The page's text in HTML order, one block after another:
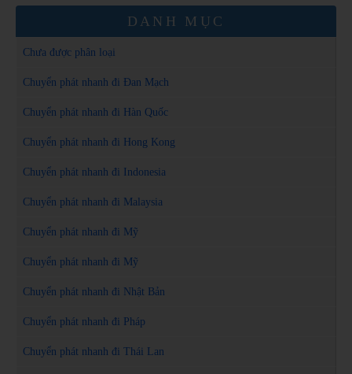
DANH MỤC
Chưa được phân loại
Chuyển phát nhanh đi Đan Mạch
Chuyển phát nhanh đi Hàn Quốc
Chuyển phát nhanh đi Hong Kong
Chuyển phát nhanh đi Indonesia
Chuyển phát nhanh đi Malaysia
Chuyển phát nhanh đi Mỹ
Chuyển phát nhanh đi Mỹ
Chuyển phát nhanh đi Nhật Bản
Chuyển phát nhanh đi Pháp
Chuyển phát nhanh đi Thái Lan